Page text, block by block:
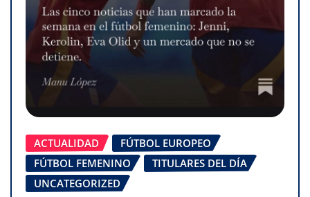
ACTUALIDAD
FÚTBOL EUROPEO
FÚTBOL FEMENINO
TITULARES DEL DÍA
UNCATEGORIZED